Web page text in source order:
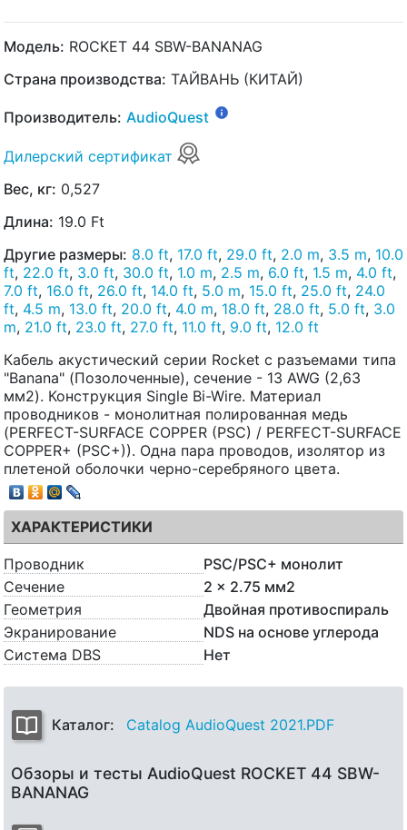
Модель: ROCKET 44 SBW-BANANAG
Страна производства: ТАЙВАНЬ (КИТАЙ)
Производитель: AudioQuest
Дилерский сертификат
Вес, кг: 0,527
Длина: 19.0 Ft
Другие размеры: 8.0 ft, 17.0 ft, 29.0 ft, 2.0 m, 3.5 m, 10.0
ft, 22.0 ft, 3.0 ft, 30.0 ft, 1.0 m, 2.5 m, 6.0 ft, 1.5 m, 4.0 ft,
7.0 ft, 16.0 ft, 26.0 ft, 14.0 ft, 5.0 m, 15.0 ft, 25.0 ft, 24.0
ft, 4.5 m, 13.0 ft, 20.0 ft, 4.0 m, 18.0 ft, 28.0 ft, 5.0 ft, 3.0
m, 21.0 ft, 23.0 ft, 27.0 ft, 11.0 ft, 9.0 ft, 12.0 ft
Кабель акустический серии Rocket с разъемами типа
"Banana" (Позолоченные), сечение - 13 AWG (2,63
мм2). Конструкция Single Bi-Wire. Материал
проводников - монолитная полированная медь
(PERFECT-SURFACE COPPER (PSC) / PERFECT-SURFACE
COPPER+ (PSC+)). Одна пара проводов, изолятор из
плетеной оболочки черно-серебряного цвета.
ХАРАКТЕРИСТИКИ
Проводник
PSC/PSC+ монолит
Сечение
2 x 2.75 мм2
Геометрия
Двойная противоспираль
Экранирование
NDS на основе углерода
Система DBS
Нет
Каталог: Catalog AudioQuest 2021.PDF
Обзоры и тесты AudioQuest ROCKET 44 SBW-
BANANAG